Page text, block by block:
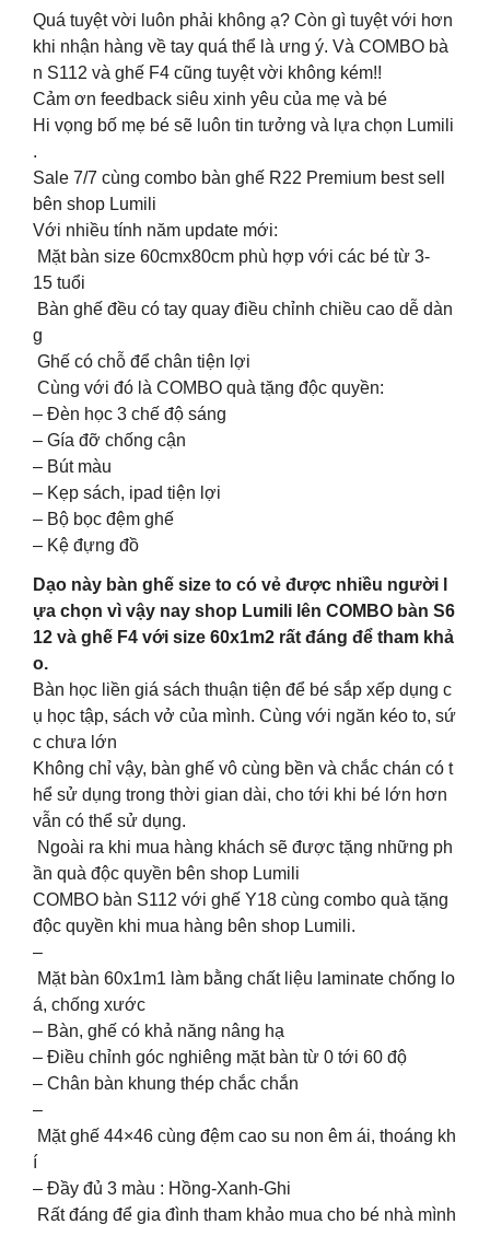
Quá tuyệt vời luôn phải không ạ? Còn gì tuyệt với hơn
khi nhận hàng về tay quá thể là ưng ý. Và COMBO bà
n S112 và ghế F4 cũng tuyệt vời không kém!!
Cảm ơn feedback siêu xinh yêu của mẹ và bé
Hi vọng bố mẹ bé sẽ luôn tin tưởng và lựa chọn Lumili
.
Sale 7/7 cùng combo bàn ghế R22 Premium best sell
bên shop Lumili
Với nhiều tính năm update mới:
Mặt bàn size 60cmx80cm phù hợp với các bé từ 3-
15 tuổi
Bàn ghế đều có tay quay điều chỉnh chiều cao dễ dàn
g
Ghế có chỗ để chân tiện lợi
Cùng với đó là COMBO quà tặng độc quyền:
– Đèn học 3 chế độ sáng
– Gía đỡ chống cận
– Bút màu
– Kẹp sách, ipad tiện lợi
– Bộ bọc đệm ghế
– Kệ đựng đồ
Dạo này bàn ghế size to có vẻ được nhiều người l
ựa chọn vì vậy nay shop Lumili lên COMBO bàn S6
12 và ghế F4 với size 60x1m2 rất đáng để tham khả
o.
Bàn học liền giá sách thuận tiện để bé sắp xếp dụng c
ụ học tập, sách vở của mình. Cùng với ngăn kéo to, sứ
c chưa lớn
Không chỉ vậy, bàn ghế vô cùng bền và chắc chán có t
hể sử dụng trong thời gian dài, cho tới khi bé lớn hơn
vẫn có thể sử dụng.
Ngoài ra khi mua hàng khách sẽ được tặng những ph
ần quà độc quyền bên shop Lumili
COMBO bàn S112 với ghế Y18 cùng combo quà tặng
độc quyền khi mua hàng bên shop Lumili.
–
Mặt bàn 60x1m1 làm bằng chất liệu laminate chống lo
á, chống xước
– Bàn, ghế có khả năng nâng hạ
– Điều chỉnh góc nghiêng mặt bàn từ 0 tới 60 độ
– Chân bàn khung thép chắc chắn
–
Mặt ghế 44×46 cùng đệm cao su non êm ái, thoáng kh
í
– Đầy đủ 3 màu : Hồng-Xanh-Ghi
Rất đáng để gia đình tham khảo mua cho bé nhà mình